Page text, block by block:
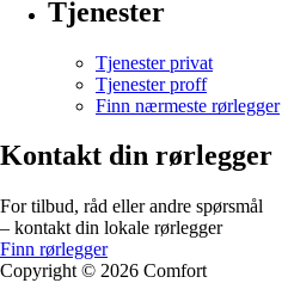
Tjenester
Tjenester privat
Tjenester proff
Finn nærmeste rørlegger
Kontakt din rørlegger
For tilbud, råd eller andre spørsmål
– kontakt din lokale rørlegger
Finn rørlegger
Copyright © 2026 Comfort